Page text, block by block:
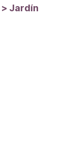
> Jardín